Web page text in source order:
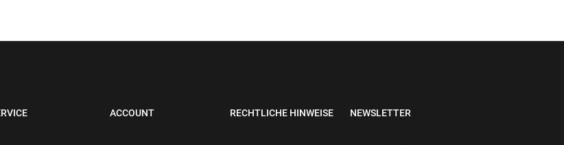
ACCOUNT RECHTLICHE HINWEISE NEWSLETTER